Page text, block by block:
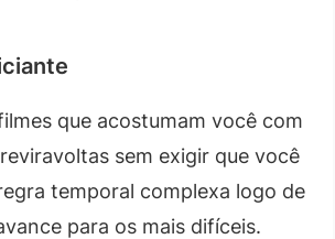
que acostumam você com
sem exigir que você
temporal complexa logo de
para os mais difíceis.